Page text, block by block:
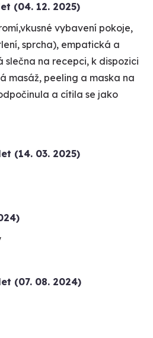
(04. 12. 2025)
vybavení pokoje,
sprcha), empatická a
slečna na recepci, k dispozici
masáž, peeling a maska na
a cítila se jako
(14. 03. 2025)
(07. 08. 2024)